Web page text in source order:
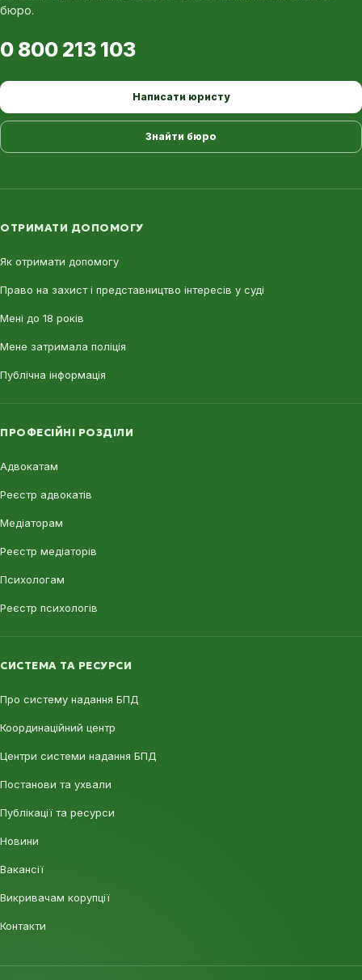
бюро.
0 800 213 103
Написати юристу
Знайти бюро
ОТРИМАТИ ДОПОМОГУ
Як отримати допомогу
Право на захист і представництво інтересів у суді
Мені до 18 років
Мене затримала поліція
Публічна інформація
ПРОФЕСІЙНІ РОЗДІЛИ
Адвокатам
Реєстр адвокатів
Медіаторам
Реєстр медіаторів
Психологам
Реєстр психологів
СИСТЕМА ТА РЕСУРСИ
Про систему надання БПД
Координаційний центр
Центри системи надання БПД
Постанови та ухвали
Публікації та ресурси
Новини
Вакансії
Викривачам корупції
Контакти